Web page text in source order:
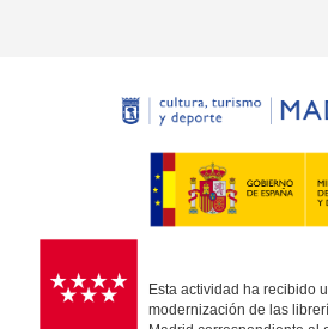
Esta actividad ha recibido
modernización de las